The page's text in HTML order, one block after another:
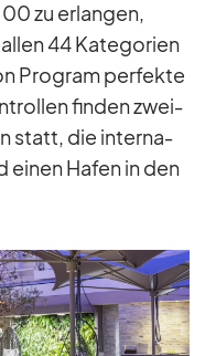
zu er­lan­gen,
44 Ka­te­go­rien
Pro­gram per­fekte
fin­den zwei­
statt, die in­ter­na­
ei­nen Ha­fen in den